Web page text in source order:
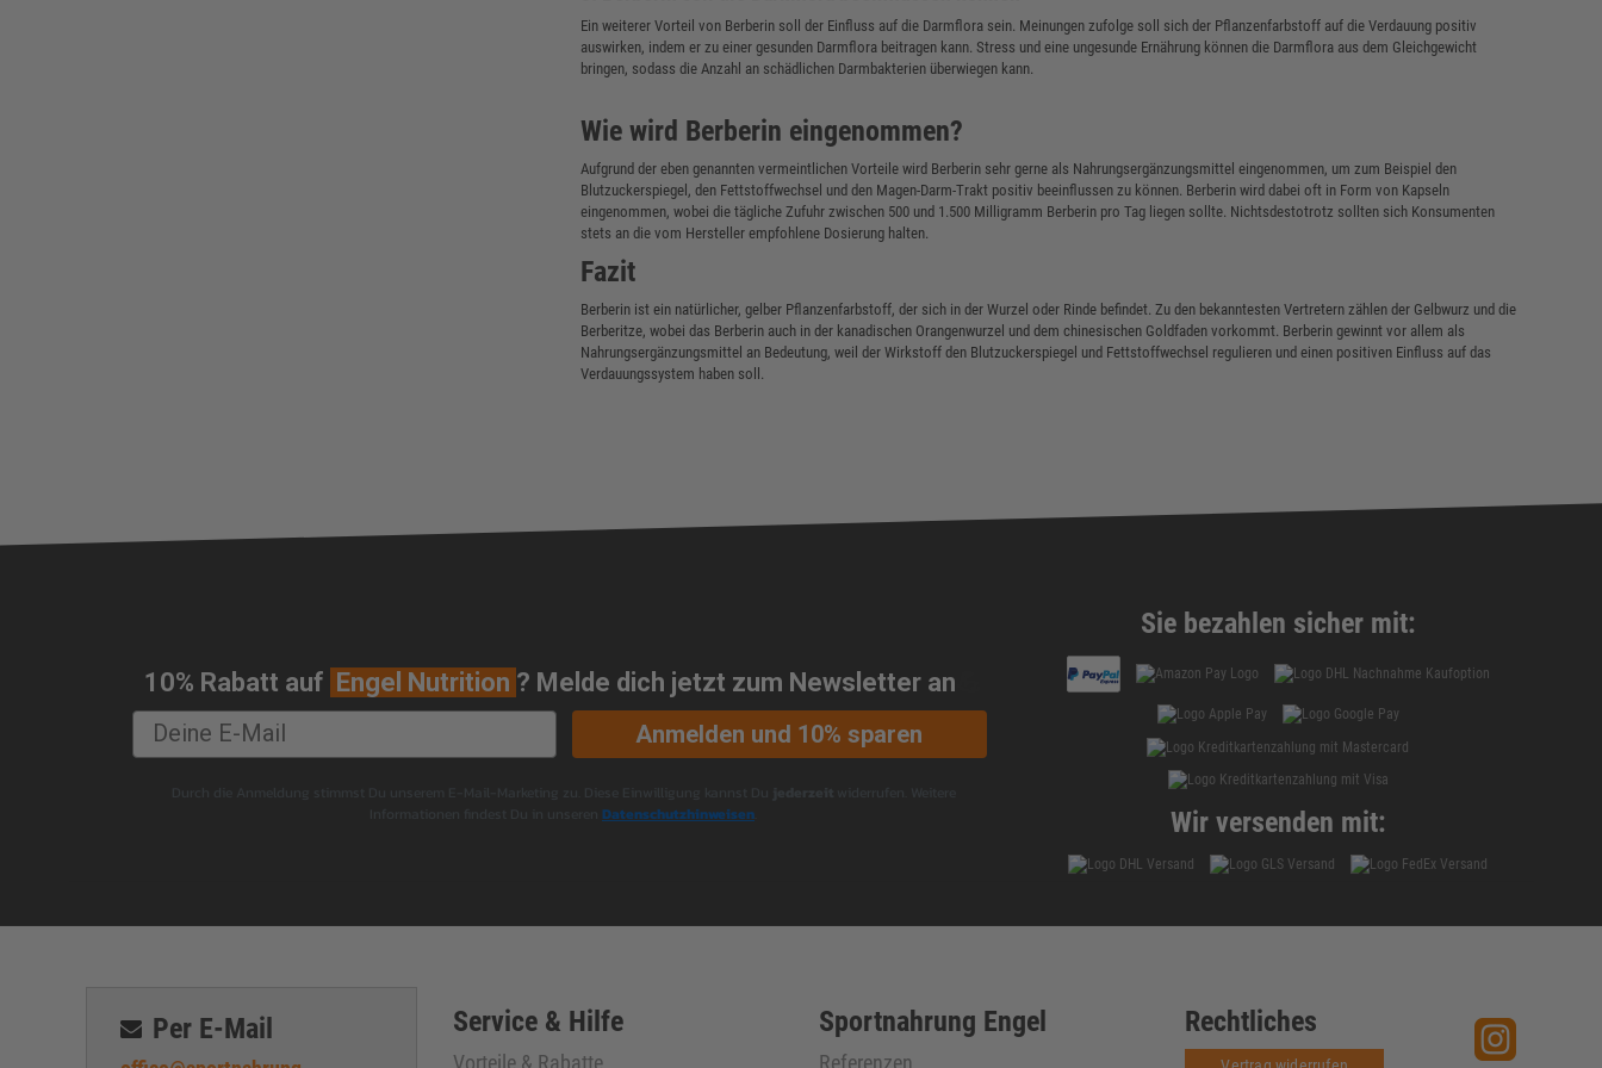
Ein weiterer Vorteil von Berberin soll der Einfluss auf die Darmflora sein. Meinungen zufolge soll sich der Pflanzenfarbstoff auf die Verdauung positiv
auswirken, indem er zu einer gesunden Darmflora beitragen kann. Stress und eine ungesunde Ernährung können die Darmflora aus dem Gleichgewicht
bringen, sodass die Anzahl an schädlichen Darmbakterien überwiegen kann.
Wie wird Berberin eingenommen?
Aufgrund der eben genannten vermeintlichen Vorteile wird Berberin sehr gerne als Nahrungsergänzungsmittel eingenommen, um zum Beispiel den
Blutzuckerspiegel, den Fettstoffwechsel und den Magen-Darm-Trakt positiv beeinflussen zu können. Berberin wird dabei oft in Form von Kapseln
eingenommen, wobei die tägliche Zufuhr zwischen 500 und 1.500 Milligramm Berberin pro Tag liegen sollte. Nichtsdestotrotz sollten sich Konsumenten
stets an die vom Hersteller empfohlene Dosierung halten.
Fazit
Berberin ist ein natürlicher, gelber Pflanzenfarbstoff, der sich in der Wurzel oder Rinde befindet. Zu den bekanntesten Vertretern zählen der Gelbwurz und die
Berberitze, wobei das Berberin auch in der kanadischen Orangenwurzel und dem chinesischen Goldfaden vorkommt. Berberin gewinnt vor allem als
Nahrungsergänzungsmittel an Bedeutung, weil der Wirkstoff den Blutzuckerspiegel und Fettstoffwechsel regulieren und einen positiven Einfluss auf das
Verdauungssystem haben soll.
10% Rabatt auf Engel Nutrition ? Melde dich jetzt zum Newsletter an
Anmelden und 10% sparen
Datenschutzhinweisen
Sie bezahlen sicher mit:
Wir versenden mit:
Per E-Mail Service & Hilfe Sportnahrung Engel Rechtliches